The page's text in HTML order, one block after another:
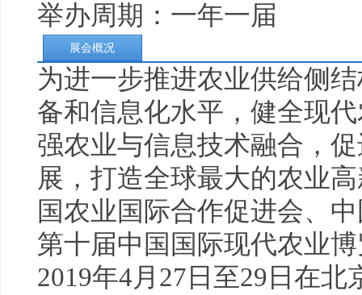
举办周期：一年一届
展会概况
为进一步推进农业供给侧
备和信息化水平，健全现
强农业与信息技术融合，
展，打造全球最大的农业
国农业国际合作促进会、
第十届中国国际现代农业
2019年4月27日至29日在